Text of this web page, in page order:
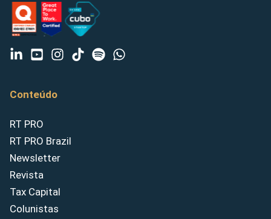
Conteúdo
RT PRO
RT PRO Brazil
Newsletter
Revista
Tax Capital
Colunistas